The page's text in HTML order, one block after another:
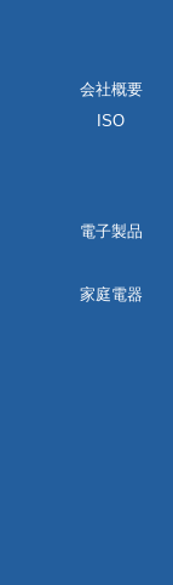
会社概要
ISO
電子製品
家庭電器